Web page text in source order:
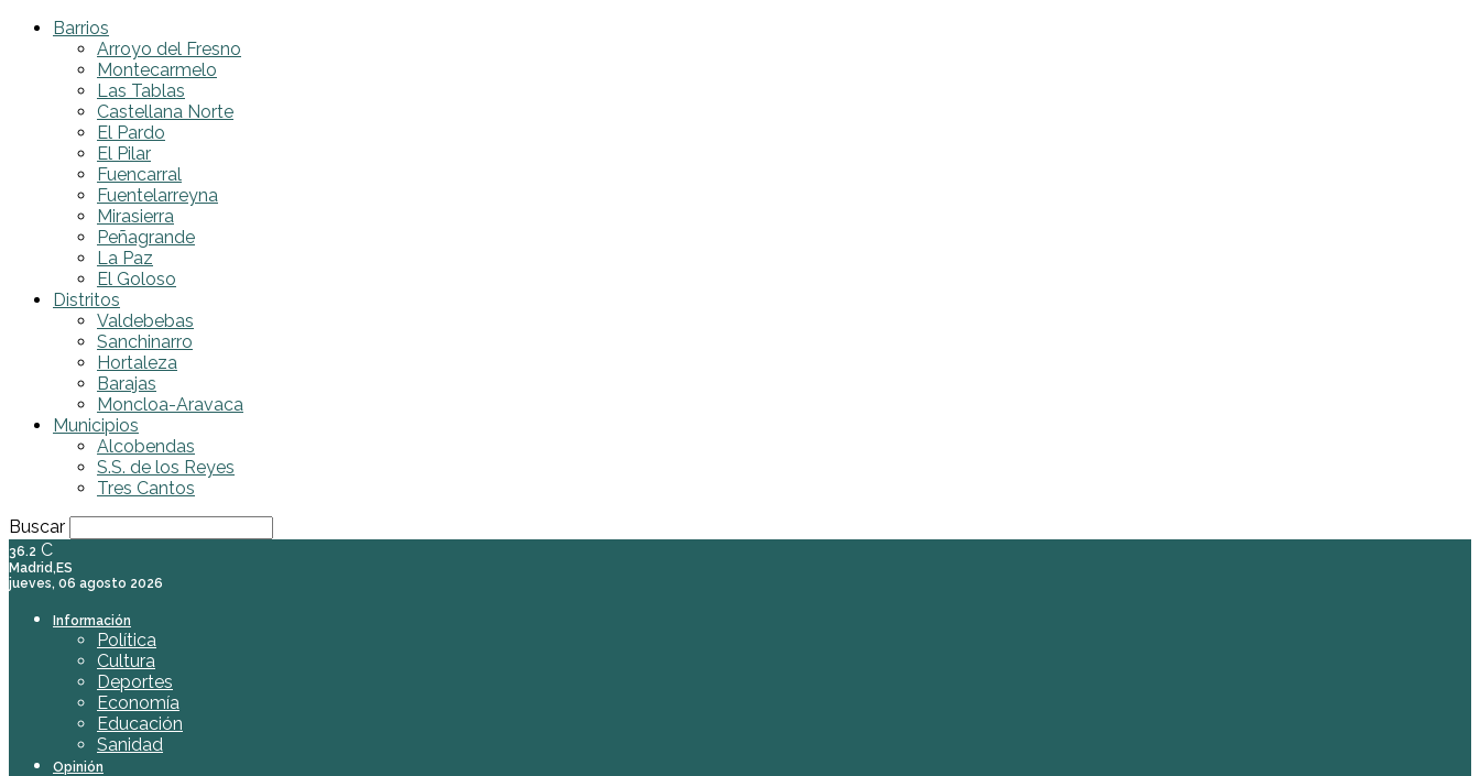
Barrios
Arroyo del Fresno
Montecarmelo
Las Tablas
Castellana Norte
El Pardo
El Pilar
Fuencarral
Fuentelarreyna
Mirasierra
Peñagrande
La Paz
El Goloso
Distritos
Valdebebas
Sanchinarro
Hortaleza
Barajas
Moncloa-Aravaca
Municipios
Alcobendas
S.S. de los Reyes
Tres Cantos
Buscar
36.2 C
Madrid,ES
jueves, 06 agosto 2026
Información
Política
Cultura
Deportes
Economía
Educación
Sanidad
Opinión